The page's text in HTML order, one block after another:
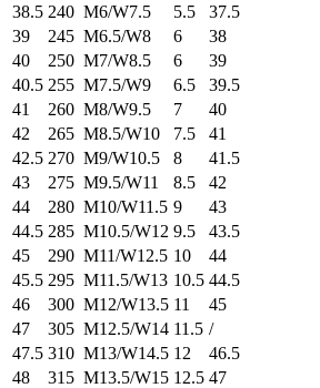
38.5 240 M6/W7.5 5.5
37.5
39
245 M6.5/W8 6
38
40
250 M7/W8.5 6
39
40.5 255 M7.5/W9 6.5
39.5
41
260 M8/W9.5 7
40
42
265 M8.5/W10 7.5
41
42.5 270 M9/W10.5 8
41.5
43
275 M9.5/W11 8.5
42
44
280 M10/W11.5 9
43
44.5 285 M10.5/W12 9.5
43.5
45
290 M11/W12.5 10
44
45.5 295 M11.5/W13 10.5 44.5
46
300 M12/W13.5 11
45
47
305 M12.5/W14 11.5 /
47.5 310 M13/W14.5 12
46.5
48
315 M13.5/W15 12.5 47